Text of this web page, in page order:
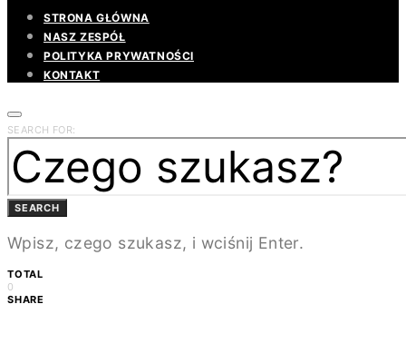
STRONA GŁÓWNA
NASZ ZESPÓŁ
POLITYKA PRYWATNOŚCI
KONTAKT
SEARCH FOR:
SEARCH
Wpisz, czego szukasz, i wciśnij Enter.
TOTAL
0
SHARE